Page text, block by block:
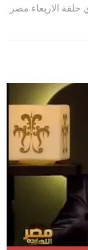
حلقة الاربعاء مصر